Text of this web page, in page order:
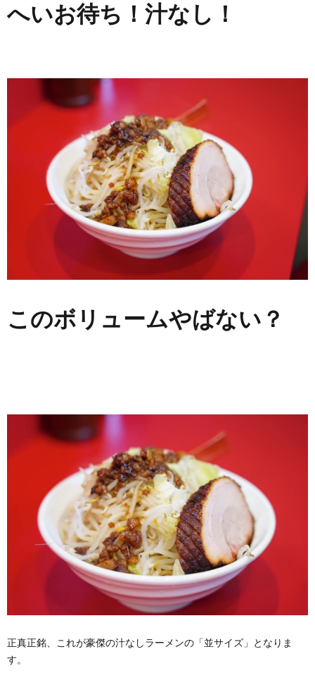
へいお待ち！汁なし！
このボリュームやばない？
正真正銘、これが豪傑の汁なしラーメンの「並サイズ」となりま
す。